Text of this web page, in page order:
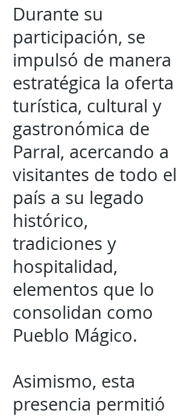
Durante su
participación, se
impulsó de manera
estratégica la oferta
turística, cultural y
gastronómica de
Parral, acercando a
visitantes de todo el
país a su legado
histórico,
tradiciones y
hospitalidad,
elementos que lo
consolidan como
Pueblo Mágico.
Asimismo, esta
presencia permitió